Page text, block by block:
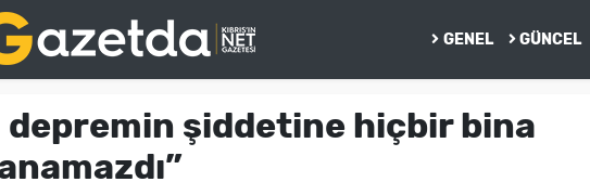
GENEL GÜNCEL
depremin şiddetine hiçbir bina